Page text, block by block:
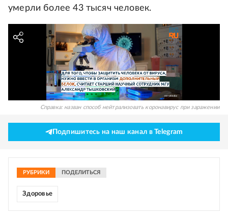
умерли более 43 тысяч человек.
Справка: назван способ нейтрализовать коронавирус при заражении
Подпишитесь на наш канал в Telegram
РУБРИКИ ПОДЕЛИТЬСЯ
Здоровье